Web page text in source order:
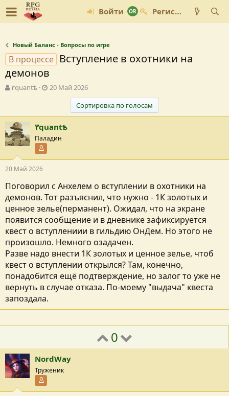
Войти Регистрация
Новый Баланс - Вопросы по игре
В процессе
Вступление в охотники на
демонов
А
о
р
т
е
ы
٣quantѣ
Д
а
с
о
з
а
я
20 Май 2026
Сортировка по голосам
٣quantѣ
Паладин
20 Май 2026
Поговорил с Анхелем о вступлении в охотники на
демонов. Тот разъяснил, что нужно - 1К золотых и
ценное зелье(перманент). Ожидал, что на экране
появится сообщение и в дневнике зафиксируется
квест о вступлениии в гильдию ОнДем. Но этого не
произошло. Немного озадачен.
Разве надо внести 1К золотых и ценное зелье, чтоб
квест о вступлении открылся? Там, конечно,
понадобится ещё подтверждение, но залог то уже не
вернуть в случае отказа. По-моему "выдача" квеста
запоздала.
0
NordWay
Труженик